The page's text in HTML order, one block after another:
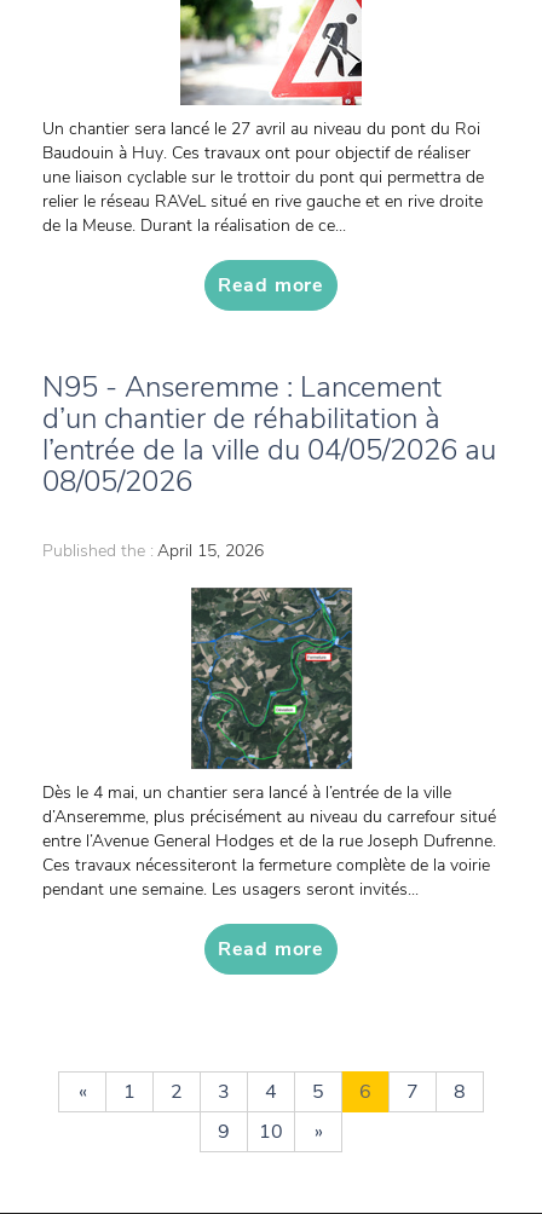
Un chantier sera lancé le 27 avril au niveau du pont du Roi
Baudouin à Huy. Ces travaux ont pour objectif de réaliser
une liaison cyclable sur le trottoir du pont qui permettra de
relier le réseau RAVeL situé en rive gauche et en rive droite
de la Meuse. Durant la réalisation de ce...
Read more
N95 - Anseremme : Lancement
d’un chantier de réhabilitation à
l’entrée de la ville du 04/05/2026 au
08/05/2026
Published the : April 15, 2026
Dès le 4 mai, un chantier sera lancé à l’entrée de la ville
d’Anseremme, plus précisément au niveau du carrefour situé
entre l’Avenue General Hodges et de la rue Joseph Dufrenne.
Ces travaux nécessiteront la fermeture complète de la voirie
pendant une semaine. Les usagers seront invités...
Read more
« 1 2 3 4 5 6 7
8
9
10 »